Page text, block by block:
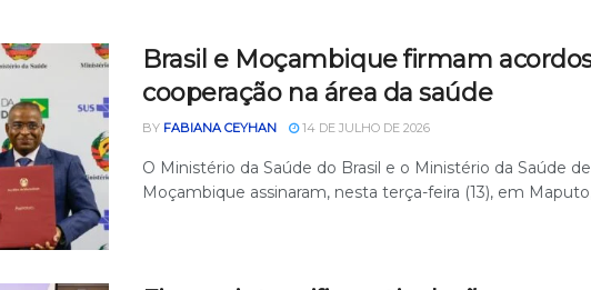
Brasil e Moçambique firmam
cooperação na área da saúde
BY FABIANA CEYHAN 14 DE JULHO DE 2026
O Ministério da Saúde do Brasil e o Ministério da Saúde de
Moçambique assinaram, nesta terça-feira (13), em